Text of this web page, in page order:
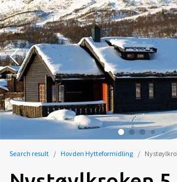
Search result Hovden Hytteformidling